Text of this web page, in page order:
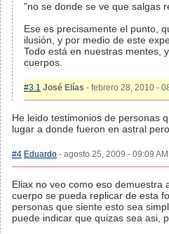
"no se donde se ve que salgas
Ese es precisamente el punto,
ilusión, y por medio de este
Todo está en nuestras mentes,
cuerpos.
#3.1 José Elías - febrero 28, 2010 -
He leido testimonios de personas
lugar a donde fueron en astral
#4 Eduardo - agosto 25, 2009 - 09:09
Eliax no veo como eso demuestra
cuerpo se pueda replicar de esta
personas que siente esto sea
puede indicar que quizas sea asi,